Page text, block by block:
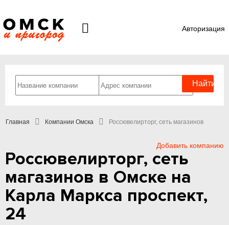
Авторизация
Главная Компании Омска Россювелирторг, сеть магазинов
Добавить компанию
Россювелирторг, сеть
магазинов в Омске на
Карла Маркса проспект,
24